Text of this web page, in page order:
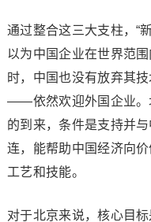
通过整合这三大支柱，“
以为中国企业在世界范
时，中国也没有放弃其
——依然欢迎外国企业。
的到来，条件是支持并
连，能帮助中国经济向
工艺和技能。
对于北京来说，核心目